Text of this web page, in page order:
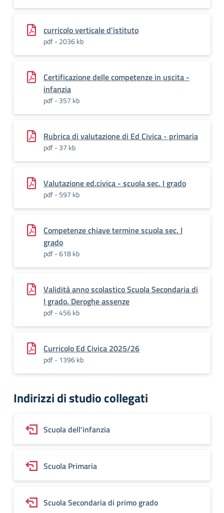
curricolo verticale d'istituto
pdf - 2036 kb
Certificazione delle competenze in uscita -
infanzia
pdf - 357 kb
Rubrica di valutazione di Ed Civica - primaria
pdf - 37 kb
Valutazione ed.civica - scuola sec. I grado
pdf - 597 kb
Competenze chiave termine scuola sec. I
grado
pdf - 618 kb
Validità anno scolastico Scuola Secondaria di
I grado. Deroghe assenze
pdf - 456 kb
Curricolo Ed Civica 2025/26
pdf - 1396 kb
Indirizzi di studio collegati
Scuola dell'infanzia
Scuola Primaria
Scuola Secondaria di primo grado